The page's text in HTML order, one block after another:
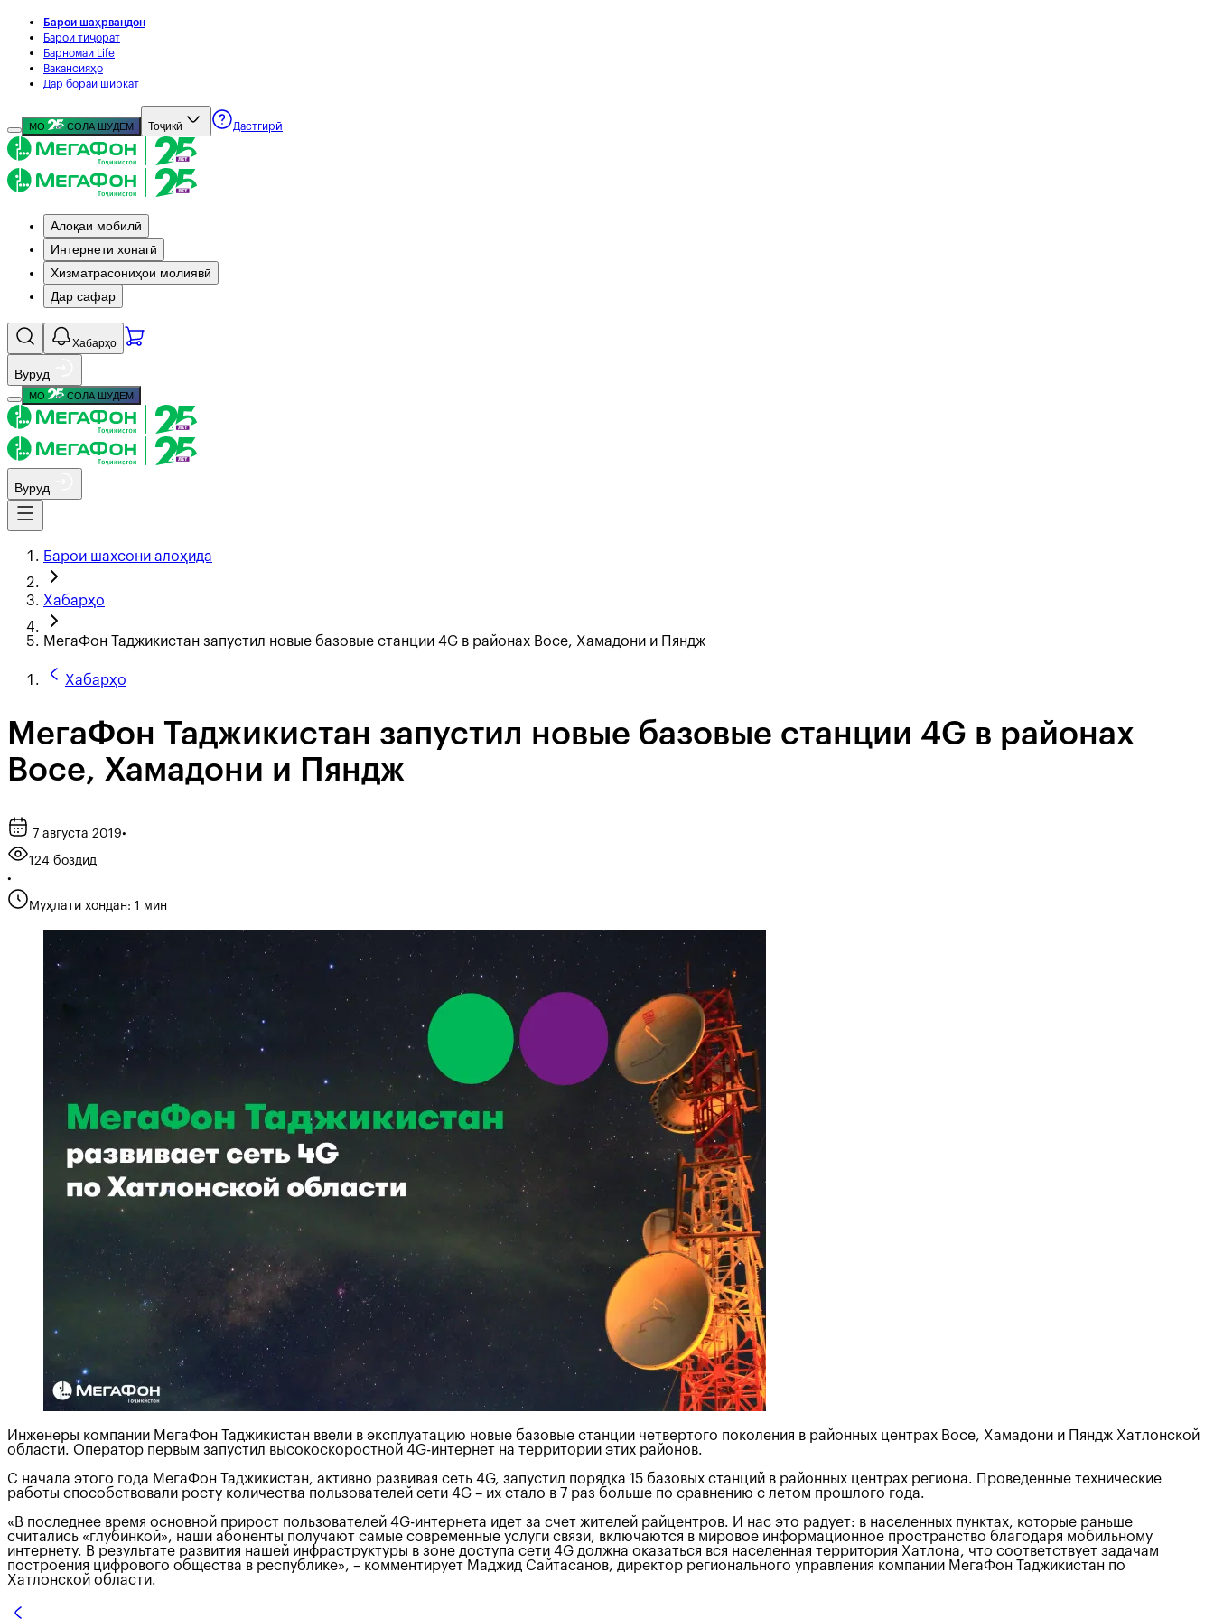
Барои шаҳрвандон
Барои тиҷорат
Барномаи Life
Вакансияҳо
Дар бораи ширкат
МО СОЛА ШУДЕМ Тоҷикӣ Дастгирӣ
Алоқаи мобилӣ
Интернети хонагӣ
Хизматрасониҳои молиявӣ
Дар сафар
Хабарҳо
Вуруд
МО СОЛА ШУДЕМ
Вуруд
Барои шахсони алоҳида
Хабарҳо
МегаФон Таджикистан запустил новые базовые станции 4G в районах Восе, Хамадони и Пяндж
Хабарҳо
МегаФон Таджикистан запустил новые базовые станции 4G в районах
Восе, Хамадони и Пяндж
7 августа 2019•
124 боздид
•
Муҳлати хондан: 1 мин
Инженеры компании МегаФон Таджикистан ввели в эксплуатацию новые базовые станции четвертого поколения в районных центрах Восе, Хамадони и Пяндж Хатлонской
области. Оператор первым запустил высокоскоростной 4G-интернет на территории этих районов.
С начала этого года МегаФон Таджикистан, активно развивая сеть 4G, запустил порядка 15 базовых станций в районных центрах региона. Проведенные технические
работы способствовали росту количества пользователей сети 4G – их стало в 7 раз больше по сравнению с летом прошлого года.
«В последнее время основной прирост пользователей 4G-интернета идет за счет жителей райцентров. И нас это радует: в населенных пунктах, которые раньше
считались «глубинкой», наши абоненты получают самые современные услуги связи, включаются в мировое информационное пространство благодаря мобильному
интернету. В результате развития нашей инфраструктуры в зоне доступа сети 4G должна оказаться вся населенная территория Хатлона, что соответствует задачам
построения цифрового общества в республике», – комментирует Маджид Сайтасанов, директор регионального управления компании МегаФон Таджикистан по
Хатлонской области.